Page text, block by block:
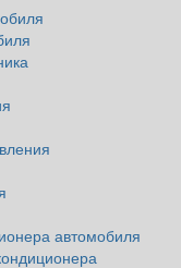
автомобиля